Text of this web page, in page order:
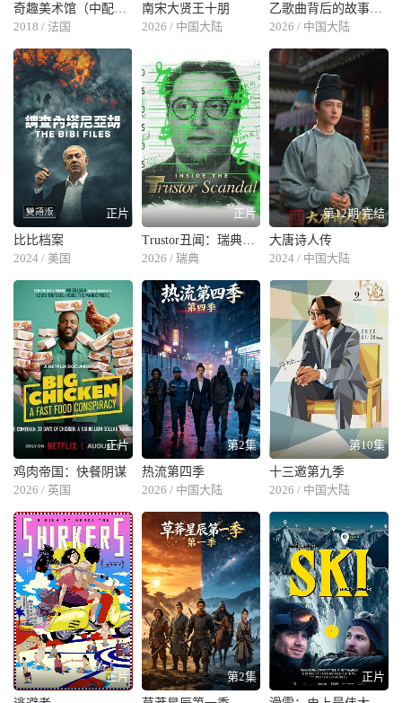
2018 / 法国
南宋大贤王十朋
2026 / 中国大陆
2026 / 中国大陆
正片
比比档案
2024 / 美国
正片
Trustor丑闻：瑞典金融案内幕
2026 / 瑞典
第12期 完结
大唐诗人传
2024 / 中国大陆
正片
鸡肉帝国：快餐阴谋
2026 / 英国
第2集
热流第四季
2026 / 中国大陆
第10集
十三邀第九季
2026 / 中国大陆
正片
第2集
正片